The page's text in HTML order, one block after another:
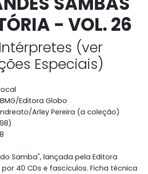
- VOL. 26
(ver
Especiais)
Editora Globo
Arley Pereira (a coleção)
Samba", lançada pela Editora
40 CDs e fascículos. Ficha técnica